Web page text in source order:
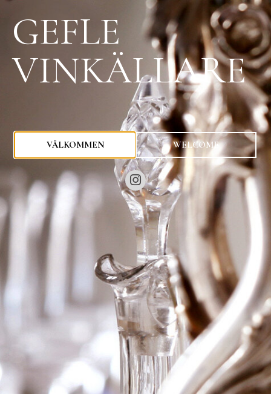
GEFLE
VINKÄLLARE
VÄLKOMMEN WELCOME